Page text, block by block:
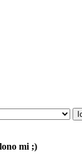
mi ;)